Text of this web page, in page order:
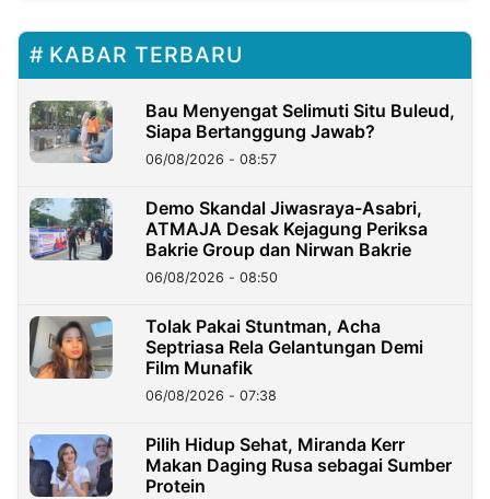
KABAR TERBARU
Bau Menyengat Selimuti Situ Buleud,
Siapa Bertanggung Jawab?
06/08/2026 - 08:57
Demo Skandal Jiwasraya-Asabri,
ATMAJA Desak Kejagung Periksa
Bakrie Group dan Nirwan Bakrie
06/08/2026 - 08:50
Tolak Pakai Stuntman, Acha
Septriasa Rela Gelantungan Demi
Film Munafik
06/08/2026 - 07:38
Pilih Hidup Sehat, Miranda Kerr
Makan Daging Rusa sebagai Sumber
Protein